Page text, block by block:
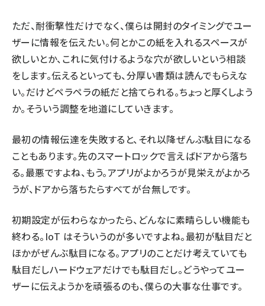
ただ、耐衝撃性だけでなく、僕らは開封のタイミングでユー
ザーに情報を伝えたい。何とかこの紙を入れるスペースが
欲しいとか、これに気付けるような穴が欲しいという相談
をします。伝えるといっても、分厚い書類は読んでもらえな
い。だけどペラペラの紙だと捨てられる。ちょっと厚くしよう
か。そういう調整を地道にしていきます。
最初の情報伝達を失敗すると、それ以降ぜんぶ駄目になる
こともあります。先のスマートロックで言えばドアから落ち
る。最悪ですよね、もう。アプリがよかろうが見栄えがよかろ
うが、ドアから落ちたらすべてが台無しです。
初期設定が伝わらなかったら、どんなに素晴らしい機能も
終わる。IoT はそういうのが多いですよね。最初が駄目だと
ほかがぜんぶ駄目になる。アプリのことだけ考えていても
駄目だしハードウェアだけでも駄目だし。どうやってユー
ザーに伝えようかを頑張るのも、僕らの大事な仕事です。